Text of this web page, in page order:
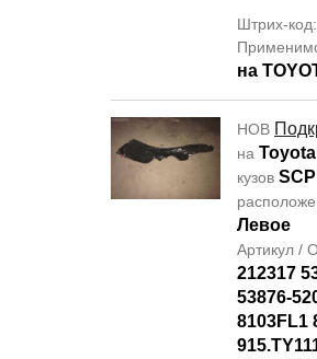
Штрих-
на
НОВ
на
кузов
Левое
Артикул /
212317
53876-
8103FL1